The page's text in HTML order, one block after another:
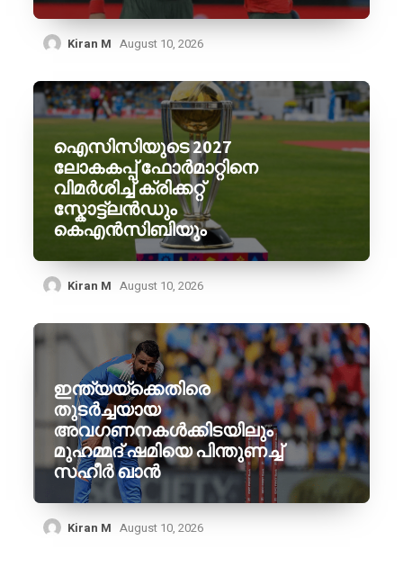
Kiran M August 10, 2026
ഐസിസിയുടെ 2027
ലോകകപ്പ് ഫോർമാറ്റിനെ
വിമർശിച്ച് ക്രിക്കറ്റ്
സ്കോട്ട്ലൻഡും
കെഎൻസിബിയും
Kiran M August 10, 2026
ഇന്ത്യയ്ക്കെതിരെ
തുടർച്ചയായ
അവഗണനകൾക്കിടയിലും
മുഹമ്മദ് ഷമിയെ പിന്തുണച്ച്
സഹീർ ഖാൻ
Kiran M August 10, 2026